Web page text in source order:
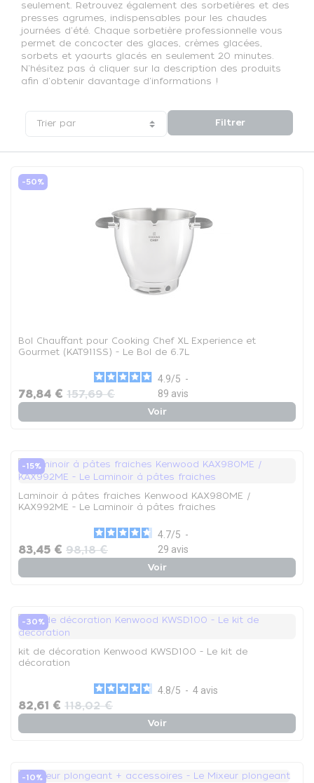
seulement. Retrouvez également des sorbetières et des
presses agrumes, indispensables pour les chaudes
journées d'été. Chaque sorbetière professionnelle vous
permet de concocter des glaces, crèmes glacées,
sorbets et yaourts glacés en seulement 20 minutes.
N'hésitez pas à cliquer sur la description des produits
afin d'obtenir davantage d'informations !
Trier par Filtrer
-50%
Bol Chauffant pour Cooking Chef XL Experience et
Gourmet (KAT911SS) - Le Bol de 6.7L
4.9/5 -
89 avis
78,84 € 157,69 €
Voir
-15%
Laminoir à pâtes fraiches Kenwood KAX980ME /
KAX992ME - Le Laminoir à pâtes fraiches
4.7/5 -
29 avis
83,45 € 98,18 €
Voir
-30%
kit de décoration Kenwood KWSD100 - Le kit de
décoration
4.8/5 - 4 avis
82,61 € 118,02 €
Voir
-10%